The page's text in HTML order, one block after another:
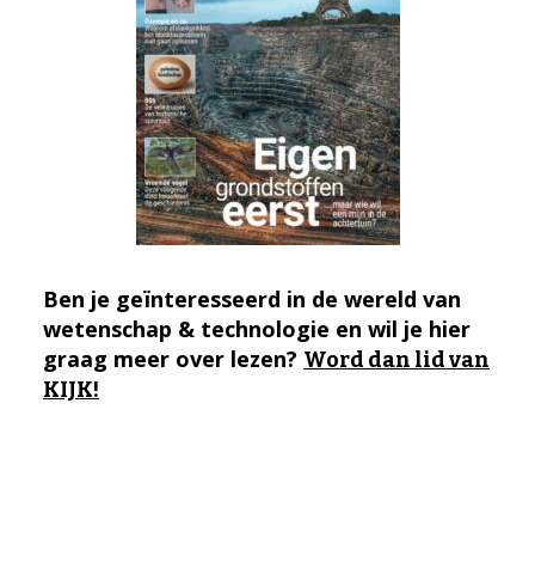
Ben je geïnteresseerd in de wereld van
wetenschap & technologie en wil je hier
graag meer over lezen? Word dan lid van
KIJK!